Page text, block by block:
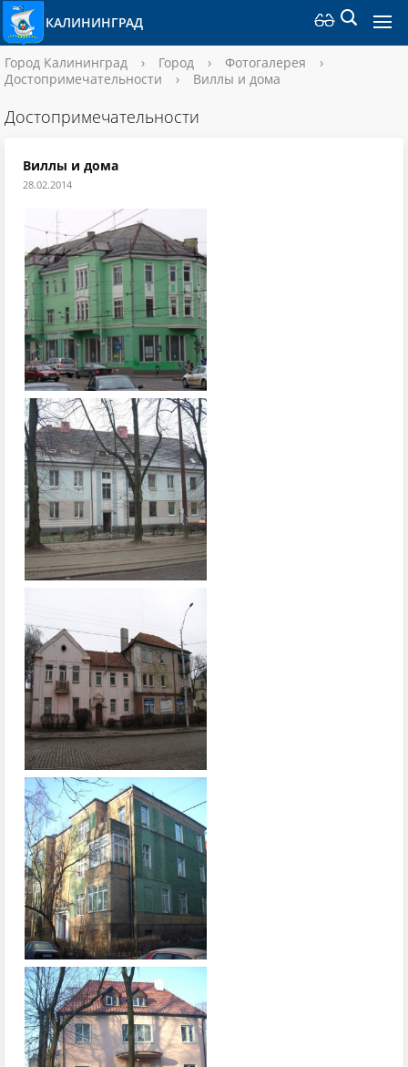
КАЛИНИНГРАД
Город Калининград › Город › Фотогалерея
›
Достопримечательности
› Виллы и дома
Достопримечательности
Виллы и дома
28.02.2014